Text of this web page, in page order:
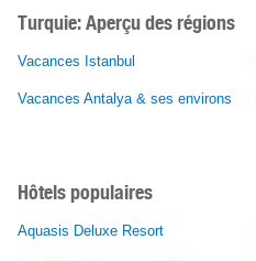
Turquie: Aperçu des régions
Vacances Istanbul
Vacances Antalya & ses environs
Hôtels populaires
Aquasis Deluxe Resort